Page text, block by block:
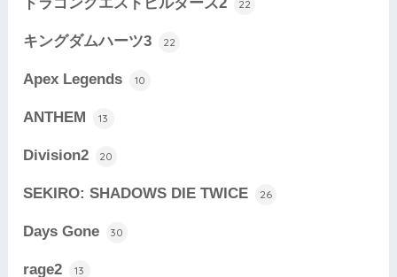
ドラゴンクエストビルダーズ2 22
キングダムハーツ3 22
Apex Legends 10
ANTHEM 13
Division2 20
SEKIRO: SHADOWS DIE TWICE 26
Days Gone 30
rage2 13